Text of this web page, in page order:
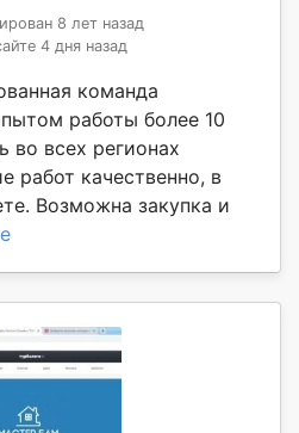
8 лет назад
4 дня назад
команда
работы более 10
во всех регионах
работ качественно, в
Возможна закупка и